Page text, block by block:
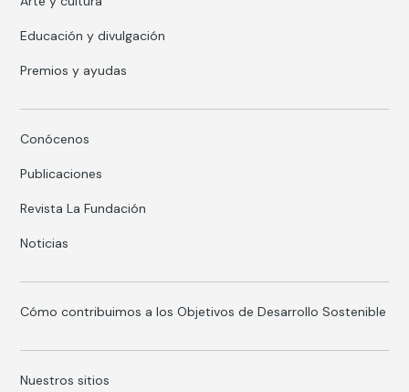
Educación y divulgación
Premios y ayudas
Conócenos
Publicaciones
Revista La Fundación
Noticias
Cómo contribuimos a los Objetivos de Desarrollo Sostenible
Nuestros sitios